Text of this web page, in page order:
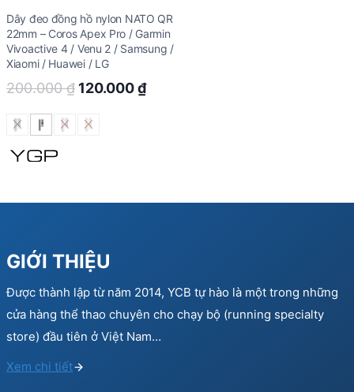
Dây đeo đồng hồ nylon NATO QR
22mm – Coros Apex Pro / Garmin
Vivoactive 4 / Venu 2 / Samsung /
Xiaomi / Huawei / LG
200.000₫ Original
was:
120.000₫Current
GIỚI THIỆU
Được thành lập từ năm 2014, YCB tự hào là một trong những
cửa hàng thể thao chuyên cho chạy bộ (running specialty
store) đầu tiên ở Việt Nam…
Xem chi tiết